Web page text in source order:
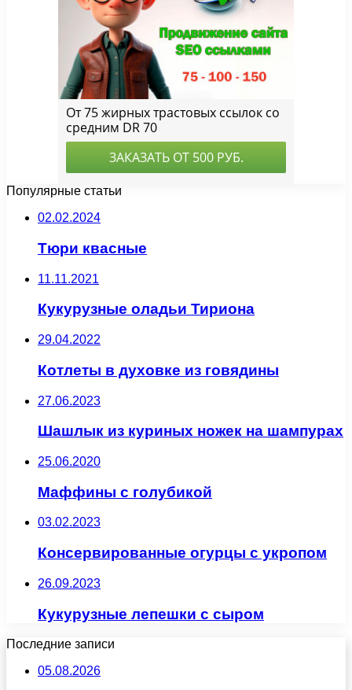
Популярные статьи
02.02.2024
Тюри квасные
11.11.2021
Кукурузные оладьи Тириона
29.04.2022
Котлеты в духовке из говядины
27.06.2023
Шашлык из куриных ножек на шампурах
25.06.2020
Маффины с голубикой
03.02.2023
Консервированные огурцы с укропом
26.09.2023
Кукурузные лепешки с сыром
Последние записи
05.08.2026